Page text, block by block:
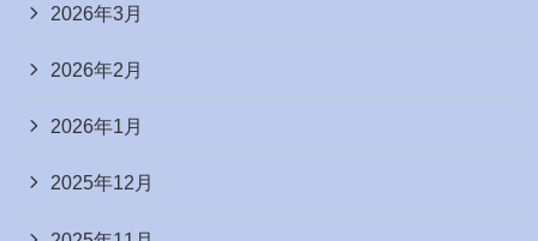
2026年3月
2026年2月
2026年1月
2025年12月